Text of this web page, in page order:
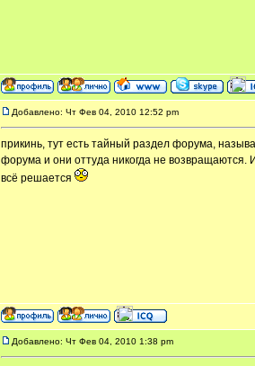
Добавлено: Чт Фев 04, 2010 12:52 pm
прикинь, тут есть тайный раздел форума,
форума и они оттуда никогда не
всё решается
Добавлено: Чт Фев 04, 2010 1:38 pm